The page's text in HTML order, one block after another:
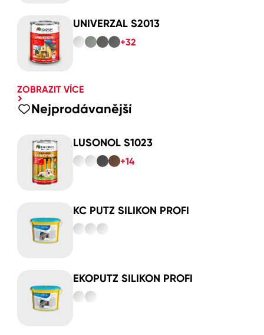
UNIVERZAL S2013
+32
ZOBRAZIT VÍCE
Nejprodávanější
LUSONOL S1023
+14
KC PUTZ SILIKON PROFI
EKOPUTZ SILIKON PROFI